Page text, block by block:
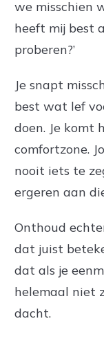
we misschien
heeft mij best
proberen?’
Je snapt
best wat lef
doen. Je komt
comfortzone.
nooit iets te
ergeren aan
Onthoud
dat juist
dat als je
helemaal niet
dacht.